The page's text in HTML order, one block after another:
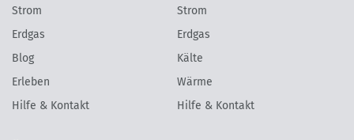
Strom
Erdgas
Blog
Erleben
Hilfe & Kontakt
Strom
Erdgas
Kälte
Wärme
Hilfe & Kontakt